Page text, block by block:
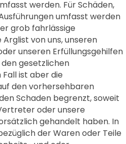
werden. Für Schäden,
umfasst werden
grob fahrlässige
von uns, unseren
unseren Erfüllungsgehilfen
gesetzlichen
ist aber die
den vorhersehbaren
Schaden begrenzt, soweit
oder unsere
gehandelt haben. In
der Waren oder Teile